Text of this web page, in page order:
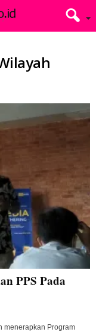
PPS Pada
menerapkan Program